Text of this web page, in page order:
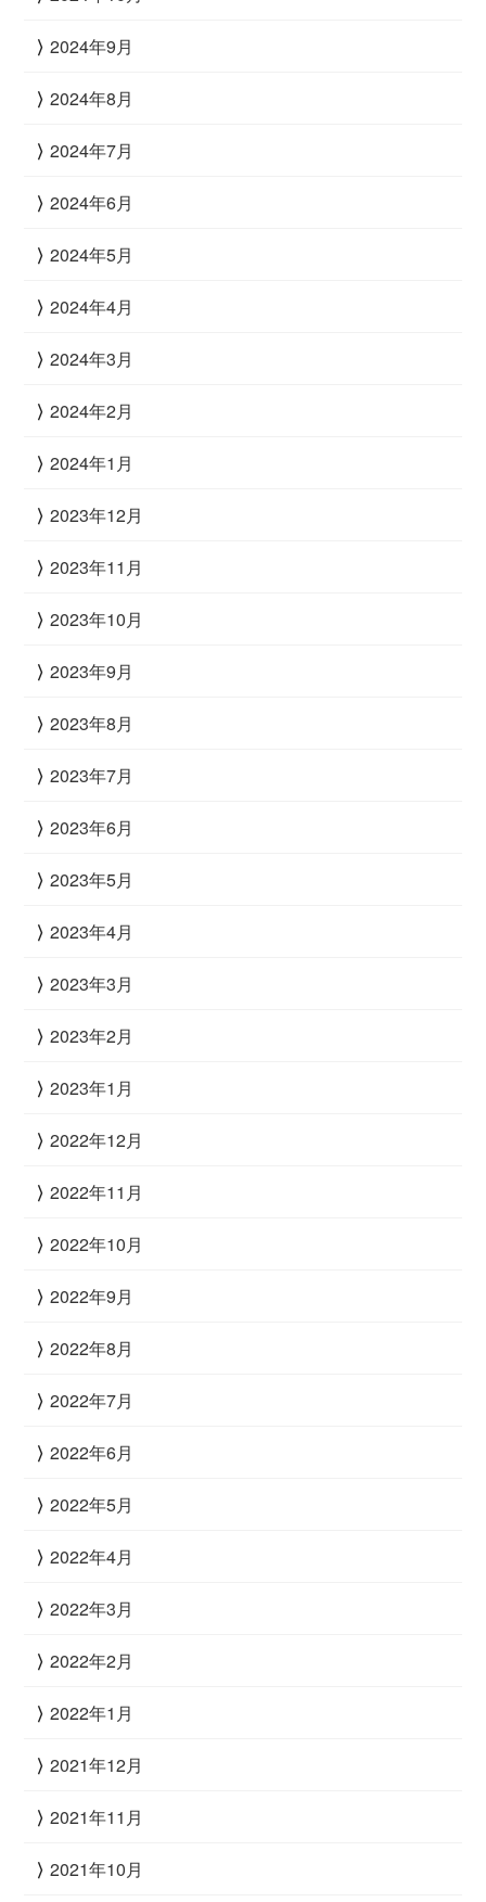
2024年9月
2024年8月
2024年7月
2024年6月
2024年5月
2024年4月
2024年3月
2024年2月
2024年1月
2023年12月
2023年11月
2023年10月
2023年9月
2023年8月
2023年7月
2023年6月
2023年5月
2023年4月
2023年3月
2023年2月
2023年1月
2022年12月
2022年11月
2022年10月
2022年9月
2022年8月
2022年7月
2022年6月
2022年5月
2022年4月
2022年3月
2022年2月
2022年1月
2021年12月
2021年11月
2021年10月